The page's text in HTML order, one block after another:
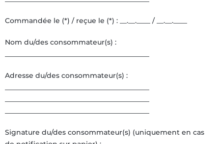
Commandée le (*) / reçue le (*) : __.__.____ / __.__.____
Nom du/des consommateur(s) :
Adresse du/des consommateur(s) :
Signature du/des consommateur(s) (uniquement en cas